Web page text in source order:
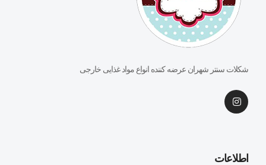
شکلات سنتر شهران عرضه کننده انواع مواد غذایی خارجی
اطلاعات